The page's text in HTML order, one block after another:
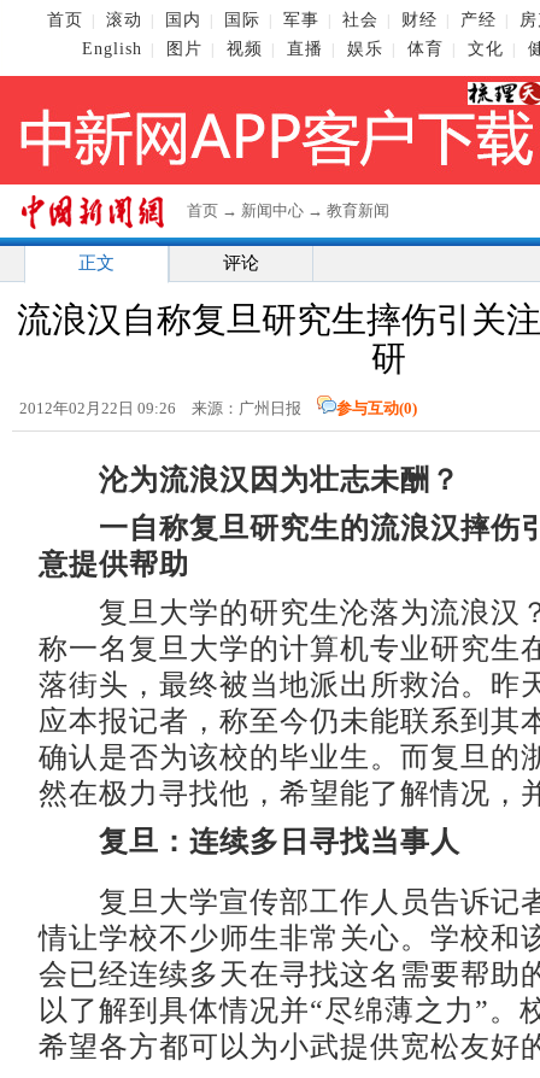
首页 滚动 国内 国际 军事 社会 财经 产经
English
图片 视频 直播 娱乐 体育 文化
首页 → 新闻中心 → 教育新闻
正文 评论
流浪汉自称复旦研究生摔伤引关
研
2012年02月22日 09:26 来源：广州日报 参与互动(0)
沦为流浪汉因为壮志未酬？
一自称复旦研究生的流浪汉摔伤
意提供帮助
复旦大学的研究生沦落为流浪汉
称一名复旦大学的计算机专业研究生
落街头，最终被当地派出所救治。昨
应本报记者，称至今仍未能联系到其
确认是否为该校的毕业生。而复旦的
然在极力寻找他，希望能了解情况，
复旦：连续多日寻找当事人
复旦大学宣传部工作人员告诉记
情让学校不少师生非常关心。学校和
会已经连续多天在寻找这名需要帮助
以了解到具体情况并“尽绵薄之力”。
希望各方都可以为小武提供宽松友好